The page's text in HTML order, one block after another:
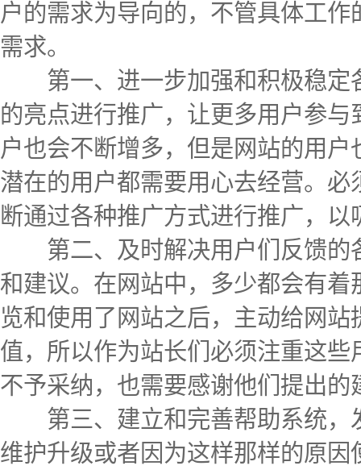
户的需求为导向的，不管具体工作
需求。
第一、进一步加强和积极稳定
的亮点进行推广，让更多用户参
户也会不断增多，但是网站的用
潜在的用户都需要用心去经营。
断通过各种推广方式进行推广，
第二、及时解决用户们反馈的
和建议。在网站中，多少都会有
览和使用了网站之后，主动给网
值，所以作为站长们必须注重这
不予采纳，也需要感谢他们提出
第三、建立和完善帮助系统，
维护升级或者因为这样那样的原